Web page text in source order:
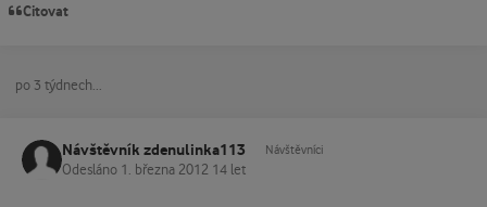
Citovat
po 3 týdnech...
Návštěvník zdenulinka113 Návštěvníci
Odesláno 1. března 2012 14 let